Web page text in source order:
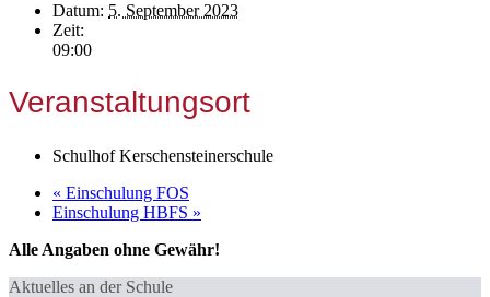
Datum: 5. September 2023
Zeit:
09:00
Veranstaltungsort
Schulhof Kerschensteinerschule
« Einschulung FOS
Einschulung HBFS »
Alle Angaben ohne Gewähr!
Aktuelles an der Schule